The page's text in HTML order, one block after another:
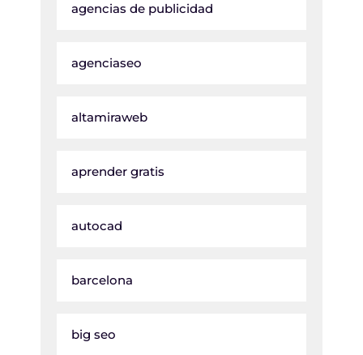
agencias de publicidad
agenciaseo
altamiraweb
aprender gratis
autocad
barcelona
big seo